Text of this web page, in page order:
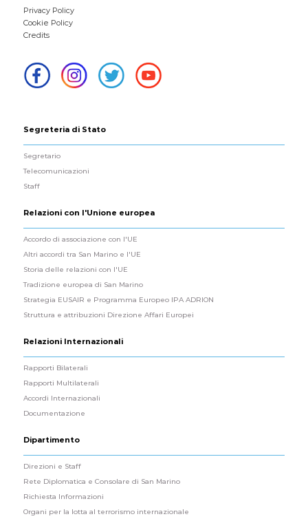
Privacy Policy
Cookie Policy
Credits
Segreteria di Stato
Segretario
Telecomunicazioni
Staff
Relazioni con l'Unione europea
Accordo di associazione con l'UE
Altri accordi tra San Marino e l'UE
Storia delle relazioni con l'UE
Tradizione europea di San Marino
Strategia EUSAIR e Programma Europeo IPA ADRION
Struttura e attribuzioni Direzione Affari Europei
Relazioni Internazionali
Rapporti Bilaterali
Rapporti Multilaterali
Accordi Internazionali
Documentazione
Dipartimento
Direzioni e Staff
Rete Diplomatica e Consolare di San Marino
Richiesta Informazioni
Organi per la lotta al terrorismo internazionale